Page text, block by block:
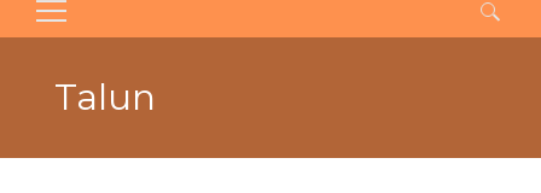
Search
for:Talun